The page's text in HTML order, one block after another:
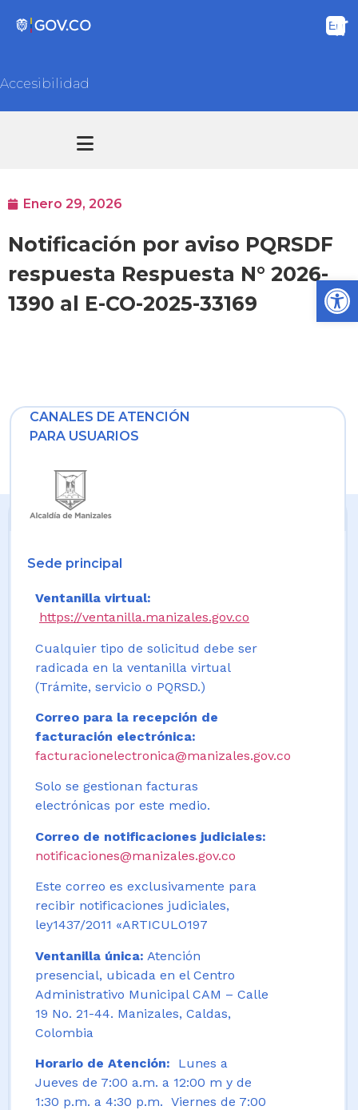
Accesibilidad
Enero 29, 2026
Notificación por aviso PQRSDF
respuesta Respuesta N° 2026-
1390 al E-CO-2025-33169
CANALES DE ATENCIÓN
PARA USUARIOS
Sede principal
Ventanilla virtual:
https://ventanilla.manizales.gov.co
Cualquier tipo de solicitud debe ser
radicada en la ventanilla virtual
(Trámite, servicio o PQRSD.)
Correo para la recepción de
facturación electrónica:
facturacionelectronica@manizales.gov.co
Solo se gestionan facturas
electrónicas por este medio.
Correo de notificaciones judiciales:
notificaciones@manizales.gov.co
Este correo es exclusivamente para
recibir notificaciones judiciales,
ley1437/2011 «ARTICULO197
Ventanilla única: Atención
presencial, ubicada en el Centro
Administrativo Municipal CAM – Calle
19 No. 21-44. Manizales, Caldas,
Colombia
Horario de Atención:
Lunes a
Jueves de 7:00 a.m. a 12:00 m y de
1:30 p.m. a 4:30 p.m. Viernes de 7:00